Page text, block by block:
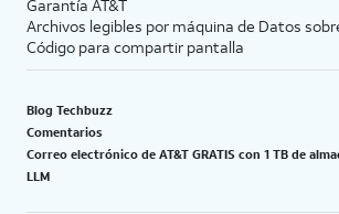
Garantía AT&T
Archivos legibles por máquina de Datos
Código para compartir pantalla
Blog Techbuzz
Comentarios
Correo electrónico de AT&T GRATIS con 1 TB de
LLM